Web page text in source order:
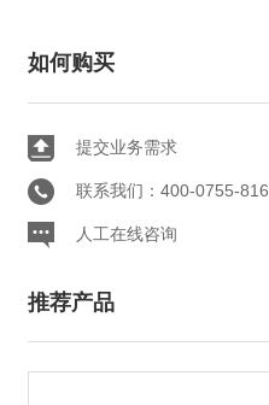
如何购买
提交业务需求
联系我们：400-0755-816
人工在线咨询
推荐产品